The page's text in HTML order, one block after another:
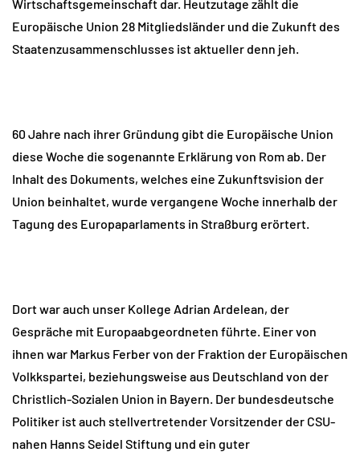
Wirtschaftsgemeinschaft dar. Heutzutage zählt die
Europäische Union 28 Mitgliedsländer und die Zukunft des
Staatenzusammenschlusses ist aktueller denn jeh.
60 Jahre nach ihrer Gründung gibt die Europäische Union
diese Woche die sogenannte Erklärung von Rom ab. Der
Inhalt des Dokuments, welches eine Zukunftsvision der
Union beinhaltet, wurde vergangene Woche innerhalb der
Tagung des Europaparlaments in Straßburg erörtert.
Dort war auch unser Kollege Adrian Ardelean, der
Gespräche mit Europaabgeordneten führte. Einer von
ihnen war Markus Ferber von der Fraktion der Europäischen
Volkkspartei, beziehungsweise aus Deutschland von der
Christlich-Sozialen Union in Bayern. Der bundesdeutsche
Politiker ist auch stellvertretender Vorsitzender der CSU-
nahen Hanns Seidel Stiftung und ein guter